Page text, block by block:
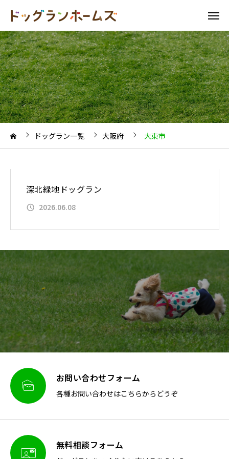
ドッグラン一覧 大阪府 大東市
深北緑地ドッグラン
2026.06.08
 お問い合わせフォーム
各種お問い合わせはこちらからどうぞ
 無料相談フォーム